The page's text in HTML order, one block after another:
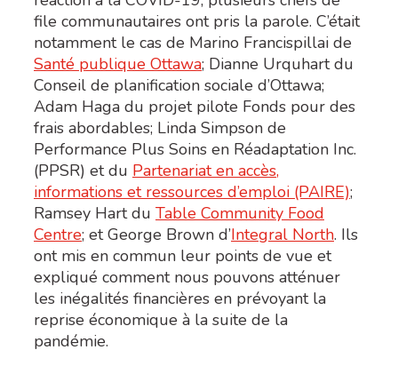
file communautaires ont pris la parole. C’était
notamment le cas de Marino Francispillai de
Santé publique Ottawa; Dianne Urquhart du
Conseil de planification sociale d’Ottawa;
Adam Haga du projet pilote Fonds pour des
frais abordables; Linda Simpson de
Performance Plus Soins en Réadaptation Inc.
(PPSR) et du Partenariat en accès,
informations et ressources d’emploi (PAIRE);
Ramsey Hart du Table Community Food
Centre; et George Brown d’Integral North. Ils
ont mis en commun leur points de vue et
expliqué comment nous pouvons atténuer
les inégalités financières en prévoyant la
reprise économique à la suite de la
pandémie.